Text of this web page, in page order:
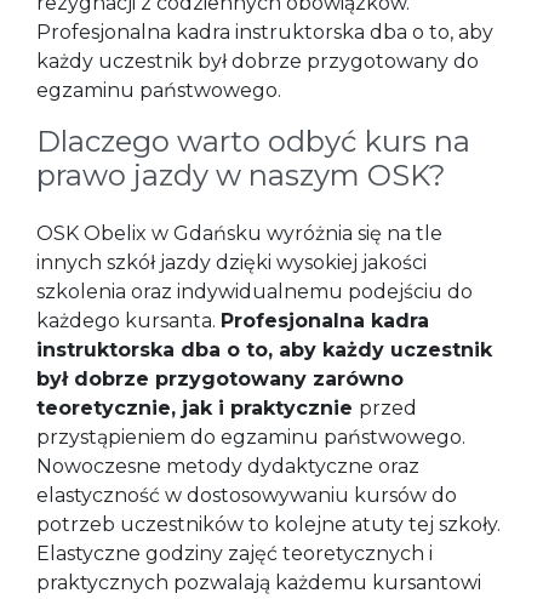
Profesjonalna kadra instruktorska dba o to, aby
każdy uczestnik był dobrze przygotowany do
egzaminu państwowego.
Dlaczego warto odbyć kurs na
prawo jazdy w naszym OSK?
OSK Obelix w Gdańsku wyróżnia się na tle
innych szkół jazdy dzięki wysokiej jakości
szkolenia oraz indywidualnemu podejściu do
każdego kursanta. Profesjonalna kadra
instruktorska dba o to, aby każdy uczestnik
był dobrze przygotowany zarówno
teoretycznie, jak i praktycznie przed
przystąpieniem do egzaminu państwowego.
Nowoczesne metody dydaktyczne oraz
elastyczność w dostosowywaniu kursów do
potrzeb uczestników to kolejne atuty tej szkoły.
Elastyczne godziny zajęć teoretycznych i
praktycznych pozwalają każdemu kursantowi